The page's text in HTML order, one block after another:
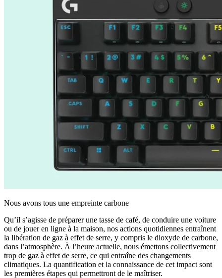
Nous avons tous une empreinte carbone
Qu’il s’agisse de préparer une tasse de café, de conduire une voiture
ou de jouer en ligne à la maison, nos actions quotidiennes entraînent
la libération de gaz à effet de serre, y compris le dioxyde de carbone,
dans l’atmosphère. À l’heure actuelle, nous émettons collectivement
trop de gaz à effet de serre, ce qui entraîne des changements
climatiques. La quantification et la connaissance de cet impact sont
les premières étapes qui permettront de le maîtriser.